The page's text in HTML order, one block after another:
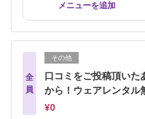
メニューを追加
全
員
その他
口コミをご投稿頂いた
から！ウェアレンタル
¥0